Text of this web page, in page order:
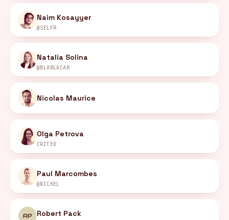
Naim Kosayyer
@SELFR
Natalia Solina
@BLABLACAR
Nicolas Maurice
Olga Petrova
CRITEO
Paul Marcombes
@NICKEL
RP Robert Pack